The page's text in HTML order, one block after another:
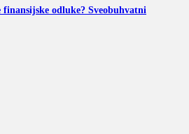
finansijske odluke? Sveobuhvatni